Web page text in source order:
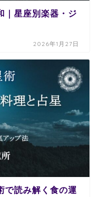
｜星座別楽器・ジ
2026年1月27日
で読み解く食の運